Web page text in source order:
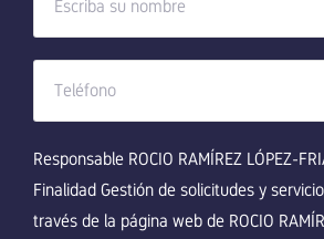
Responsable ROCIO RAMÍREZ LÓPEZ-
Finalidad Gestión de solicitudes y
través de la página web de ROCIO